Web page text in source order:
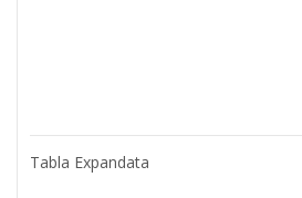
Tabla Expandata